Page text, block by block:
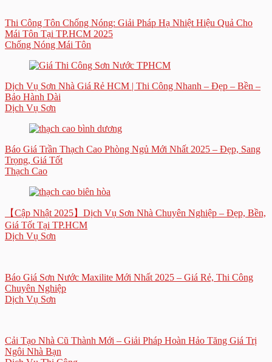
Thi Công Tôn Chống Nóng: Giải Pháp Hạ Nhiệt Hiệu Quả Cho
Mái Tôn Tại TP.HCM 2025
Chống Nóng Mái Tôn
Dịch Vụ Sơn Nhà Giá Rẻ HCM | Thi Công Nhanh – Đẹp – Bền –
Bảo Hành Dài
Dịch Vụ Sơn
Báo Giá Trần Thạch Cao Phòng Ngủ Mới Nhất 2025 – Đẹp, Sang
Trọng, Giá Tốt
Thạch Cao
【Cập Nhật 2025】Dịch Vụ Sơn Nhà Chuyên Nghiệp – Đẹp, Bền,
Giá Tốt Tại TP.HCM
Dịch Vụ Sơn
Báo Giá Sơn Nước Maxilite Mới Nhất 2025 – Giá Rẻ, Thi Công
Chuyên Nghiệp
Dịch Vụ Sơn
Cải Tạo Nhà Cũ Thành Mới – Giải Pháp Hoàn Hảo Tăng Giá Trị
Ngôi Nhà Bạn